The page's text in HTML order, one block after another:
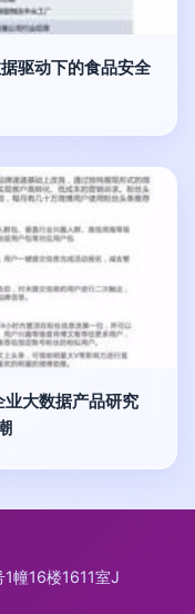
驱动下的食品安全
大数据产品研究
幢16楼1611室J